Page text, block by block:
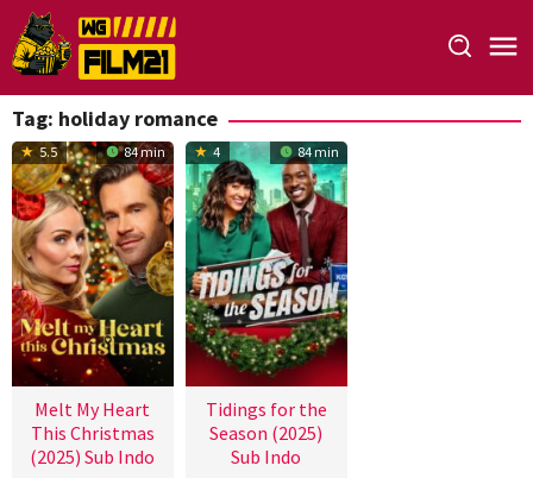
Loncat
ke
konten
Tag: holiday romance
5.5 84 min
Melt My Heart
This Christmas
(2025) Sub Indo
4 84 min
Tidings for the
Season (2025)
Sub Indo